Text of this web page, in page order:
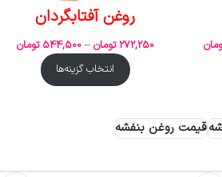
روغن آفتابگردان
272,250 تومان –
544,500 تومان
انتخاب گزینه‌ها
قیمت روغن بنفشه